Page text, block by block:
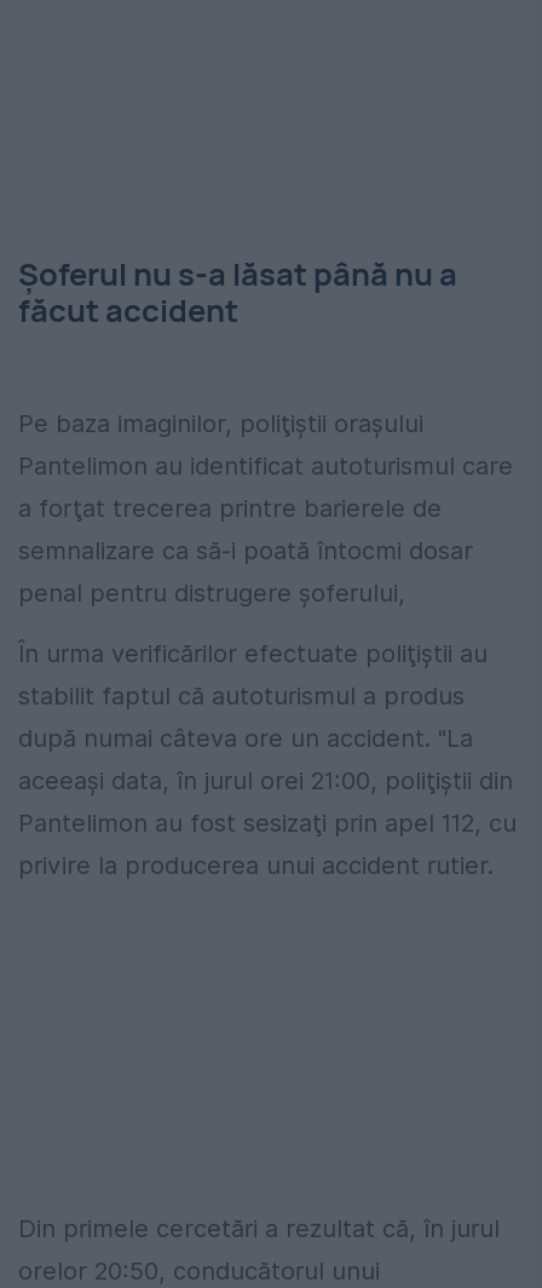
Șoferul nu s-a lăsat până nu a
făcut accident
Pe baza imaginilor, poliţiştii oraşului
Pantelimon au identificat autoturismul care
a forţat trecerea printre barierele de
semnalizare ca să-i poată întocmi dosar
penal pentru distrugere șoferului,
În urma verificărilor efectuate poliţiştii au
stabilit faptul că autoturismul a produs
după numai câteva ore un accident. "La
aceeaşi data, în jurul orei 21:00, poliţiştii din
Pantelimon au fost sesizaţi prin apel 112, cu
privire la producerea unui accident rutier.
Din primele cercetări a rezultat că, în jurul
orelor 20:50, conducătorul unui